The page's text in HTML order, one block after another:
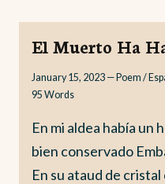
El Muerto Ha
January 15, 2023 — Poem /
95 Words
En mi aldea había un
bien conservado
En su ataud de